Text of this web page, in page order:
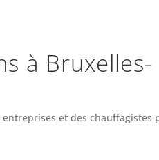
à Bruxelles-
et des chauffagistes